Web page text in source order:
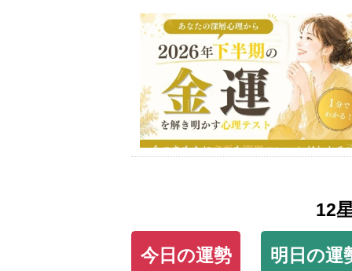
12
今日の運勢 明日の運